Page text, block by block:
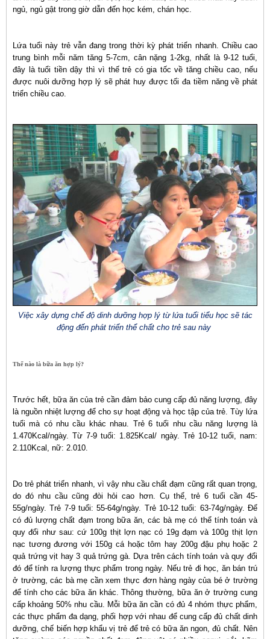
ngủ, ngủ gật trong giờ dẫn đến học kém, chán học.
Lứa tuổi này trẻ vẫn đang trong thời kỳ phát triển nhanh. Chiều cao
trung bình mỗi năm tăng 5-7cm, cân nặng 1-2kg, nhất là 9-12 tuổi,
đây là tuổi tiền dậy thì vì thế trẻ có gia tốc về tăng chiều cao, nếu
được nuôi dưỡng hợp lý sẽ phát huy được tối đa tiềm năng về phát
triển chiều cao.
Việc xây dựng chế độ dinh dưỡng hợp lý từ lứa tuổi tiểu học sẽ tác
động đến phát triển thể chất cho trẻ sau này
Thế nào là bữa ăn hợp lý?
Trước hết, bữa ăn của trẻ cần đảm bảo cung cấp đủ năng lượng, đây
là nguồn nhiệt lượng để cho sự hoạt động và học tập của trẻ. Tùy lứa
tuổi mà có nhu cầu khác nhau. Trẻ 6 tuổi nhu cầu năng lượng là
1.470Kcal/ngày. Từ 7-9 tuổi: 1.825Kcal/ ngày. Trẻ 10-12 tuổi, nam:
2.110Kcal, nữ: 2.010.
Do trẻ phát triển nhanh, vì vậy nhu cầu chất đạm cũng rất quan trọng,
do đó nhu cầu cũng đòi hỏi cao hơn. Cụ thể, trẻ 6 tuổi cần 45-
55g/ngày. Trẻ 7-9 tuổi: 55-64g/ngày. Trẻ 10-12 tuổi: 63-74g/ngày. Để
có đủ lượng chất đạm trong bữa ăn, các bà mẹ có thể tính toán và
quy đổi như sau: cứ 100g thịt lợn nạc có 19g đạm và 100g thịt lợn
nạc tương đương với 150g cá hoặc tôm hay 200g đậu phụ hoặc 2
quả trứng vịt hay 3 quả trứng gà. Dựa trên cách tính toán và quy đổi
đó để tính ra lượng thực phẩm trong ngày. Nếu trẻ đi học, ăn bán trú
ở trường, các bà mẹ cần xem thực đơn hàng ngày của bé ở trường
để tính cho các bữa ăn khác. Thông thường, bữa ăn ở trường cung
cấp khoảng 50% nhu cầu. Mỗi bữa ăn cần có đủ 4 nhóm thực phẩm,
các thực phẩm đa dạng, phối hợp với nhau để cung cấp đủ chất dinh
dưỡng, chế biến hợp khẩu vị trẻ để trẻ có bữa ăn ngon, đủ chất. Nên